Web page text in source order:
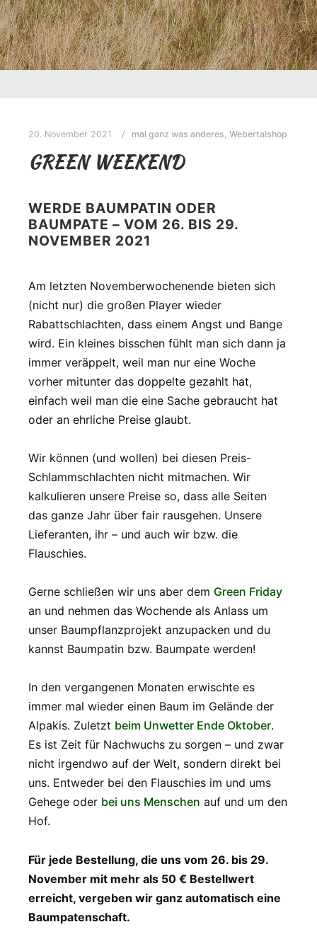
20. November 2021 mal ganz was anderes, Webertalshop
GREEN WEEKEND
WERDE BAUMPATIN ODER
BAUMPATE – VOM 26. BIS 29.
NOVEMBER 2021
Am letzten Novemberwochenende bieten sich
(nicht nur) die großen Player wieder
Rabattschlachten, dass einem Angst und Bange
wird. Ein kleines bisschen fühlt man sich dann ja
immer veräppelt, weil man nur eine Woche
vorher mitunter das doppelte gezahlt hat,
einfach weil man die eine Sache gebraucht hat
oder an ehrliche Preise glaubt.
Wir können (und wollen) bei diesen Preis-
Schlammschlachten nicht mitmachen. Wir
kalkulieren unsere Preise so, dass alle Seiten
das ganze Jahr über fair rausgehen. Unsere
Lieferanten, ihr – und auch wir bzw. die
Flauschies.
Gerne schließen wir uns aber dem Green Friday
an und nehmen das Wochende als Anlass um
unser Baumpflanzprojekt anzupacken und du
kannst Baumpatin bzw. Baumpate werden!
In den vergangenen Monaten erwischte es
immer mal wieder einen Baum im Gelände der
Alpakis. Zuletzt beim Unwetter Ende Oktober.
Es ist Zeit für Nachwuchs zu sorgen – und zwar
nicht irgendwo auf der Welt, sondern direkt bei
uns. Entweder bei den Flauschies im und ums
Gehege oder bei uns Menschen auf und um den
Hof.
Für jede Bestellung, die uns vom 26. bis 29.
November mit mehr als 50 € Bestellwert
erreicht, vergeben wir ganz automatisch eine
Baumpatenschaft.